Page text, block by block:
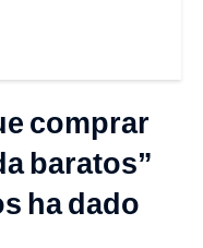
comprar
baratos”
ha dado